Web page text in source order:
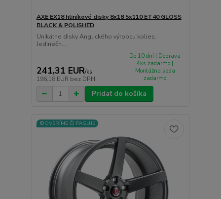
AXE EX18 hliníkové disky 8x18 5x110 ET40 GLOSS
BLACK & POLISHED
Unikátne disky Anglického výrobcu kolies.
Jedinečn...
241,31 EUR/ks
196,18 EUR bez DPH
Do 10 dní | Doprava
4ks zadarmo |
Montážna sada
zadarmo
Pridať do košíka
⚙️OVERÍME ČI PASUJE